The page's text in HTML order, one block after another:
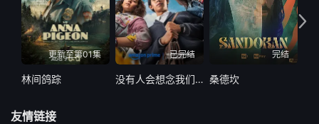
更新至第01集
林间鸽踪
已完结
没有人会想念我们第二季
完结
桑德坎
友情链接